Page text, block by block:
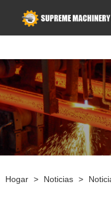
Hogar > Noticias >